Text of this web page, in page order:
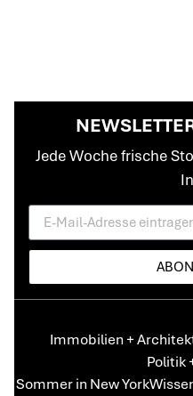
Jede Woche frische
Immobilien +
Politik
Sommer in New York